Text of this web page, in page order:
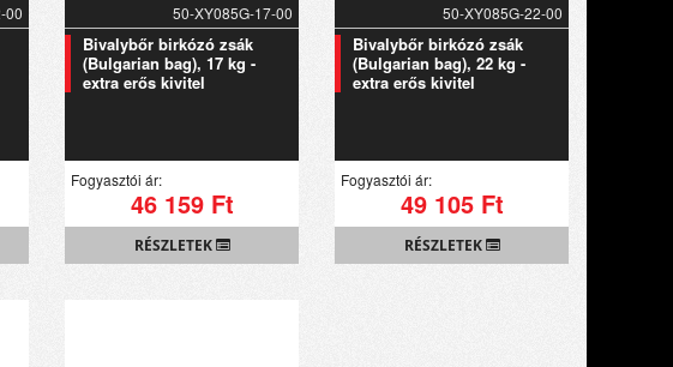
00 50-XY085G-17-00
Bivalybőr birkózó zsák
(Bulgarian bag), 17 kg -
extra erős kivitel
Fogyasztói ár:
46 159 Ft
RÉSZLETEK
50-XY085G-22-00
Bivalybőr birkózó zsák
(Bulgarian bag), 22 kg -
extra erős kivitel
Fogyasztói ár:
49 105 Ft
RÉSZLETEK